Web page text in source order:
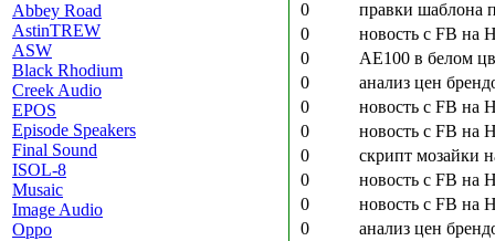
Abbey Road
AstinTREW
ASW
Black Rhodium
Creek Audio
EPOS
Episode Speakers
Final Sound
ISOL-8
Musaic
Image Audio
Oppo
0
правки шаблона
0
новость с FB на
0
AE100 в белом
0
анализ цен
0
новость с FB на
0
новость с FB на
0
скрипт мозайки
0
новость с FB на
0
новость с FB на
0
анализ цен